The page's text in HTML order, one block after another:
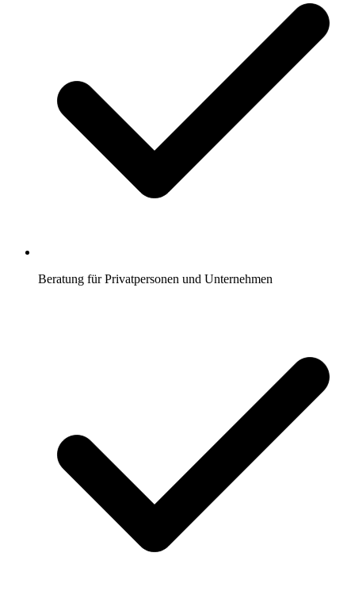
Beratung für Privatpersonen und Unternehmen